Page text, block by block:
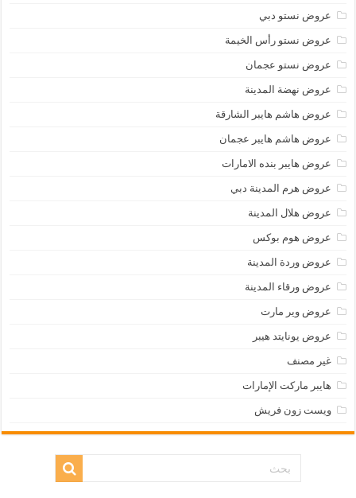
عروض نستو دبي
عروض نستو رأس الخيمة
عروض نستو عجمان
عروض نهضة المدينة
عروض هاشم هايبر الشارقة
عروض هاشم هايبر عجمان
عروض هايبر بنده الامارات
عروض هرم المدينة دبي
عروض هلال المدينة
عروض هوم بوكس
عروض وردة المدينة
عروض ورقاء المدينة
عروض وير مارت
عروض يونايتد هيبر
غير مصنف
هايبر ماركت الإمارات
ويست زون فريش